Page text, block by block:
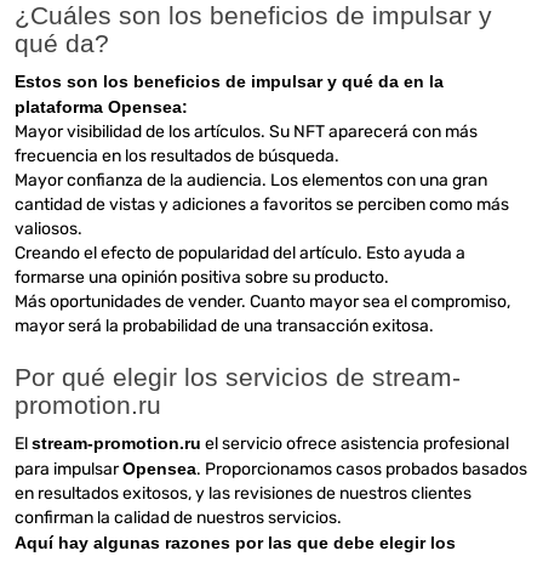
¿Cuáles son los beneficios de impulsar y
qué da?
Estos son los beneficios de impulsar y qué da en la
plataforma Opensea:
Mayor visibilidad de los artículos. Su NFT aparecerá con más
frecuencia en los resultados de búsqueda.
Mayor confianza de la audiencia. Los elementos con una gran
cantidad de vistas y adiciones a favoritos se perciben como más
valiosos.
Creando el efecto de popularidad del artículo. Esto ayuda a
formarse una opinión positiva sobre su producto.
Más oportunidades de vender. Cuanto mayor sea el compromiso,
mayor será la probabilidad de una transacción exitosa.
Por qué elegir los servicios de stream-
promotion.ru
Elstream-promotion.ru el servicio ofrece asistencia profesional
para impulsarOpensea. Proporcionamos casos probados basados
en resultados exitosos, y las revisiones de nuestros clientes
confirman la calidad de nuestros servicios.
Aquí hay algunas razones por las que debe elegir los